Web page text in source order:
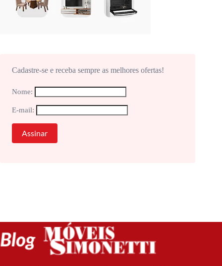
Cadastre-se e receba sempre as melhores ofertas!
Nome:
E-mail: